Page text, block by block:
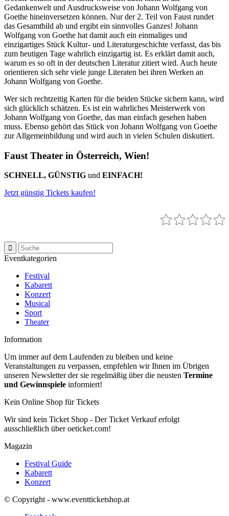
Gedankenwelt und Ausdrucksweise von Johann Wolfgang von
Goethe hineinversetzen können. Nur der 2. Teil von Faust rundet
das Gesamtbild ab und ergibt ein sinnvolles Ganzes! Johann
Wolfgang von Goethe hat damit auch ein einmaliges und
einzigartiges Stück Kultur- und Literaturgeschichte verfasst, das bis
zum heutigen Tage wahrlich einzigartig ist. Es erklärt damit auch,
warum es so oft in der deutschen Literatur zitiert wird. Auch heute
orientieren sich sehr viele junge Literaten bei ihren Werken an
Johann Wolfgang von Goethe.
Wer sich rechtzeitig Karten für die beiden Stücke sichern kann, wird
sich glücklich schätzen. Es ist ein wahrliches Meisterwerk von
Johann Wolfgang von Goethe, das man einfach gesehen haben
muss. Ebenso gehört das Stück von Johann Wolfgang von Goethe
zur Allgemeinbildung und wird auch in vielen Schulen diskutiert.
Faust Theater in Österreich, Wien!
SCHNELL, GÜNSTIG und EINFACH!
Jetzt günstig Tickets kaufen!
Eventkategorien
Festival
Kabarett
Konzert
Musical
Sport
Theater
Information
Um immer auf dem Laufenden zu bleiben und keine
Veranstaltungen zu verpassen, empfehlen wir Ihnen im Übrigen
unseren Newsletter der sie regelmäßig über die neusten Termine
und Gewinnspiele informiert!
Kein Online Shop für Tickets
Wir sind kein Ticket Shop - Der Ticket Verkauf erfolgt
ausschließlich über oeticket.com!
Magazin
Festival Guide
Kabarett
Konzert
© Copyright - www.eventticketshop.at